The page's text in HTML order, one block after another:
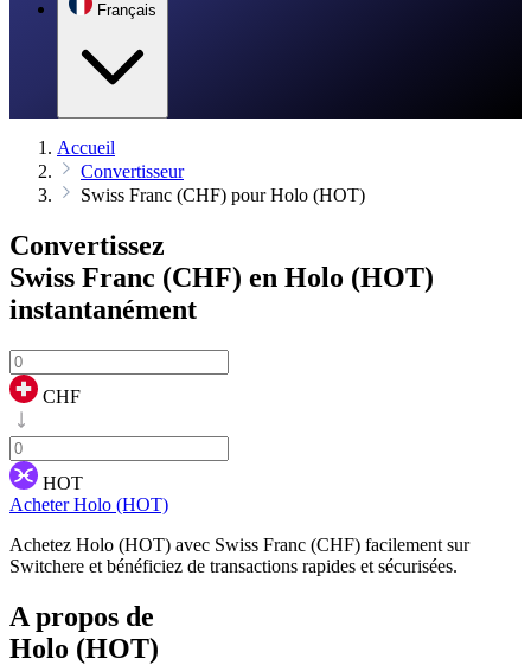
Français
Accueil
Convertisseur
Swiss Franc (CHF) pour Holo (HOT)
Convertissez
Swiss Franc (CHF) en Holo (HOT)
instantanément
CHF
HOT
Acheter Holo (HOT)
Achetez Holo (HOT) avec Swiss Franc (CHF) facilement sur
Switchere et bénéficiez de transactions rapides et sécurisées.
A propos de
Holo (HOT)